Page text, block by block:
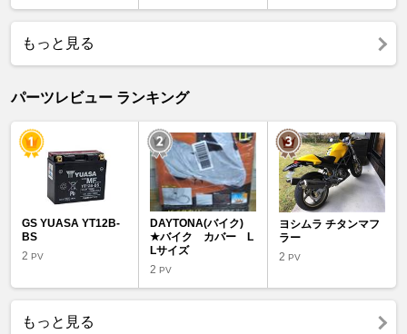
もっと見る
パーツレビュー ランキング
GS YUASA YT12B-
BS
2 PV
DAYTONA(バイク)
★バイク カバー L
Lサイズ
2PV
ヨシムラ チタンマフ
ラー
2 PV
もっと見る